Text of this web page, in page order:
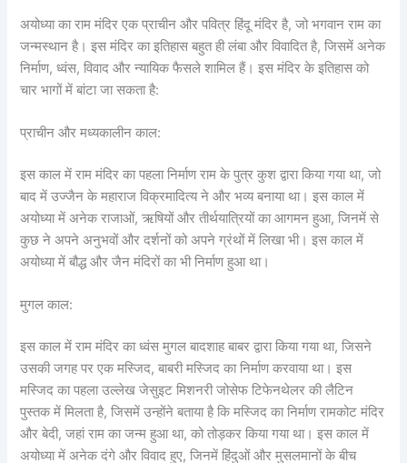
अयोध्या का राम मंदिर एक प्राचीन और पवित्र हिंदू मंदिर है, जो भगवान राम का
जन्मस्थान है। इस मंदिर का इतिहास बहुत ही लंबा और विवादित है, जिसमें अनेक
निर्माण, ध्वंस, विवाद और न्यायिक फैसले शामिल हैं। इस मंदिर के इतिहास को
चार भागों में बांटा जा सकता है:
प्राचीन और मध्यकालीन काल:
इस काल में राम मंदिर का पहला निर्माण राम के पुत्र कुश द्वारा किया गया था, जो
बाद में उज्जैन के महाराज विक्रमादित्य ने और भव्य बनाया था। इस काल में
अयोध्या में अनेक राजाओं, ऋषियों और तीर्थयात्रियों का आगमन हुआ, जिनमें से
कुछ ने अपने अनुभवों और दर्शनों को अपने ग्रंथों में लिखा भी। इस काल में
अयोध्या में बौद्ध और जैन मंदिरों का भी निर्माण हुआ था।
मुगल काल:
इस काल में राम मंदिर का ध्वंस मुगल बादशाह बाबर द्वारा किया गया था, जिसने
उसकी जगह पर एक मस्जिद, बाबरी मस्जिद का निर्माण करवाया था। इस
मस्जिद का पहला उल्लेख जेसुइट मिशनरी जोसेफ टिफेनथेलर की लैटिन
पुस्तक में मिलता है, जिसमें उन्होंने बताया है कि मस्जिद का निर्माण रामकोट मंदिर
और बेदी, जहां राम का जन्म हुआ था, को तोड़कर किया गया था। इस काल में
अयोध्या में अनेक दंगे और विवाद हुए, जिनमें हिंदुओं और मुसलमानों के बीच